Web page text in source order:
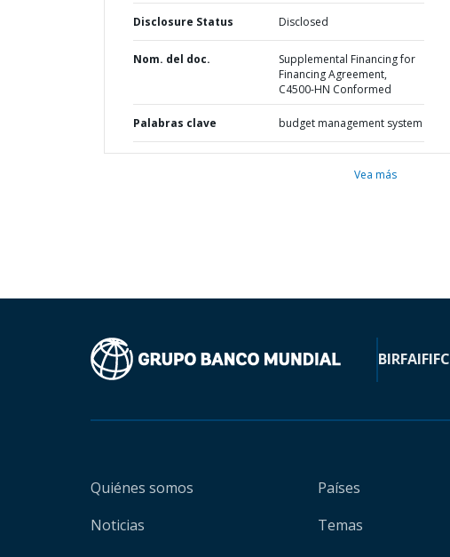
Disclosure Status Disclosed
Nom. del doc.
Supplemental Financing for
Financing Agreement,
C4500-HN Conformed
Palabras clave budget management system
Vea más
BIRFAIFIFC
Quiénes somos
Noticias
Países
Temas